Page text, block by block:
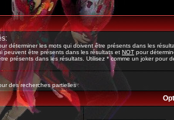
déterminer les mots qui doivent être présents dans les
peuvent être présents dans les résultats etNOTpour
présents dans les résultats. Utilisez * comme un joker pour
des recherches partielles